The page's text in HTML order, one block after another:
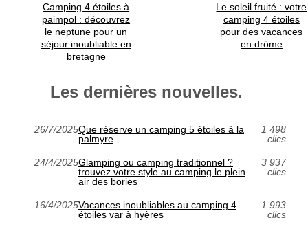
Camping 4 étoiles à
paimpol : découvrez
le neptune pour un
séjour inoubliable en
bretagne
Le soleil fruité : votre
camping 4 étoiles
pour des vacances
en drôme
Les dernières nouvelles.
26/7/2025Que réserve un camping 5 étoiles à la
palmyre
1 498
clics
24/4/2025Glamping ou camping traditionnel ?
trouvez votre style au camping le plein
air des bories
3 937
clics
16/4/2025Vacances inoubliables au camping 4
étoiles var à hyères
1 993
clics